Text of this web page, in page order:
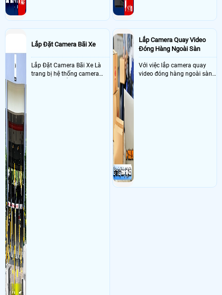
Lắp Đặt Camera Bãi Xe
Lắp Đặt Camera Bãi Xe Là
trang bị hệ thống camera
Lắp Camera Quay Video
Đóng Hàng Ngoài Sàn
Với việc lắp camera quay
video đóng hàng ngoài sàn